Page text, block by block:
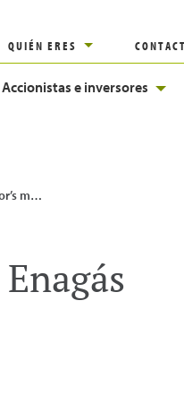
QUIÉN ERES
Accionistas e inversores
BBB+ a A-